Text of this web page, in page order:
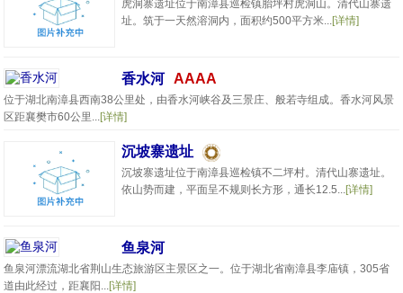
虎洞寨遗址位于南漳县巡检镇胎坪村虎洞山。清代山寨遗
址。筑于一天然溶洞内，面积约500平方米...[详情]
香水河 AAAA
位于湖北南漳县西南38公里处，由香水河峡谷及三景庄、般若寺组成。香水河风景
区距襄樊市60公里...[详情]
沉坡寨遗址
沉坡寨遗址位于南漳县巡检镇不二坪村。清代山寨遗址。
依山势而建，平面呈不规则长方形，通长12.5...[详情]
鱼泉河
鱼泉河漂流湖北省荆山生态旅游区主景区之一。位于湖北省南漳县李庙镇，305省
道由此经过，距襄阳...[详情]